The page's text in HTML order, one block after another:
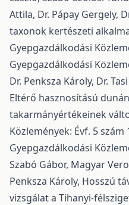
Attila, Dr. Pápay Gergely,
taxonok kertészeti
Gyepgazdálkodási
Gyepgazdálkodási
Dr. Penksza Károly, Dr.
Eltérő hasznosítású
takarmányértékeinek
Közlemények: Évf. 5 szám
Gyepgazdálkodási
Szabó Gábor, Magyar
Penksza Károly, Hosszú
vizsgálat a Tihanyi-